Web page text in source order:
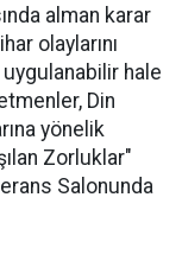
alman karar
olaylarını
hale
Din
yönelik
Zorluklar"
Salonunda